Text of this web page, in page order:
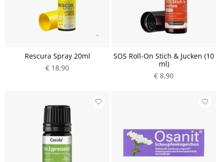
Rescura Spray 20ml
€ 18,90
SOS Roll-On Stich & Jucken (10
ml)
€ 8,90